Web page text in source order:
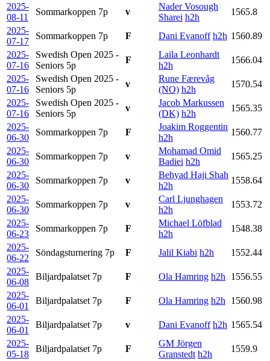
2025-
08-11
Sommarkoppen 7p v
Nader Vosough
Sharei h2h
1565.8
2025-
07-17
Sommarkoppen 7p F Dani Evanoff h2h 1560.89
2025-
07-16
Swedish Open 2025 -
Seniors 5p
F
Laila Leonhardt
h2h
1566.04
2025-
07-16
Swedish Open 2025 -
Seniors 5p
v
Rune Færevåg
(NO) h2h
1570.54
2025-
07-16
Swedish Open 2025 -
Seniors 5p
v
Jacob Markussen
(DK) h2h
1565.35
2025-
06-30
Sommarkoppen 7p F
Joakim Roggentin
h2h
1560.77
2025-
06-30
Sommarkoppen 7p v
Mohamad Omid
Badiei h2h
1565.25
2025-
06-30
Sommarkoppen 7p v
Behyad Haji Shah
h2h
1558.64
2025-
06-30
Sommarkoppen 7p v
Carl Ljunghagen
h2h
1553.72
2025-
06-23
Sommarkoppen 7p F
Michael Löfblad
h2h
1548.38
2025-
06-22
Söndagsturnering 7p F Jalil Kiabi h2h
1552.44
2025-
06-08
Biljardpalatset 7p F Ola Hamring h2h
1556.55
2025-
06-01
Biljardpalatset 7p F Ola Hamring h2h
1560.98
2025-
06-01
Biljardpalatset 7p v Dani Evanoff h2h 1565.54
2025-
05-18
Biljardpalatset 7p F
GM Jörgen
Granstedt h2h
1559.9